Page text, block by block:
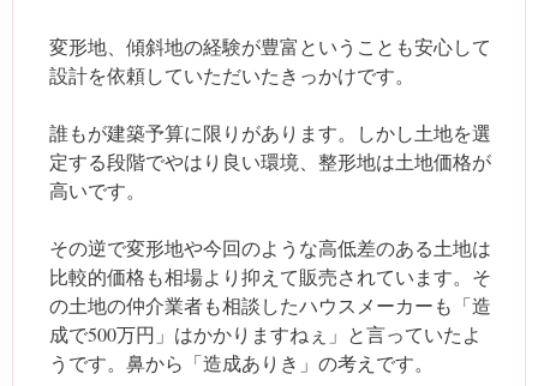
変形地、傾斜地の経験が豊富ということも安心して
設計を依頼していただいたきっかけです。
誰もが建築予算に限りがあります。しかし土地を選
定する段階でやはり良い環境、整形地は土地価格が
高いです。
その逆で変形地や今回のような高低差のある土地は
比較的価格も相場より抑えて販売されています。そ
の土地の仲介業者も相談したハウスメーカーも「造
成で500万円」はかかりますねぇ」と言っていたよ
うです。鼻から「造成ありき」の考えです。